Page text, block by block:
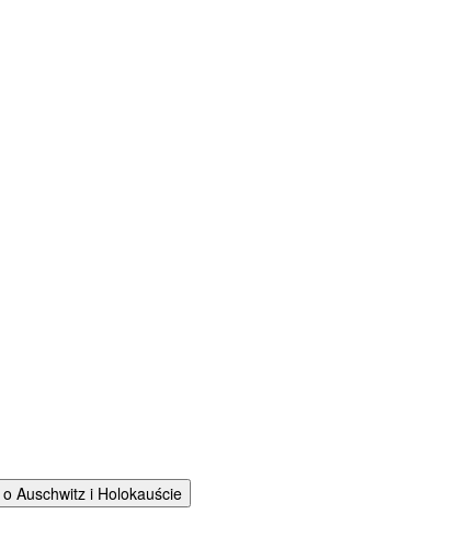
Auschwitz i Holokauście